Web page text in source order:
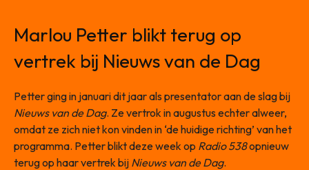
Marlou Petter blikt terug op
vertrek bij Nieuws van de Dag
Petter ging in januari dit jaar als presentator aan de slag bij
Nieuws van de Dag. Ze vertrok in augustus echter alweer,
omdat ze zich niet kon vinden in ‘de huidige richting’ van het
programma. Petter blikt deze week op Radio 538opnieuw
terug op haar vertrek bij Nieuws van de Dag.